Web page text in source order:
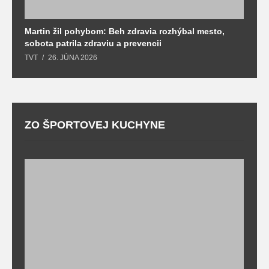
Martin žil pohybom: Beh zdravia rozhýbal mesto,
sobota patrila zdraviu a prevencii
TVT 26. JÚNA 2026
ZO ŠPORTOVEJ KUCHYNE